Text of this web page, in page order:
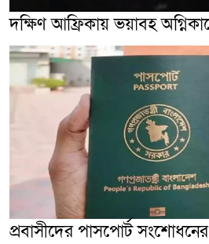
দক্ষিণ আফ্রিকায় ভয়াবহ
প্রবাসীদের পাসপোর্ট